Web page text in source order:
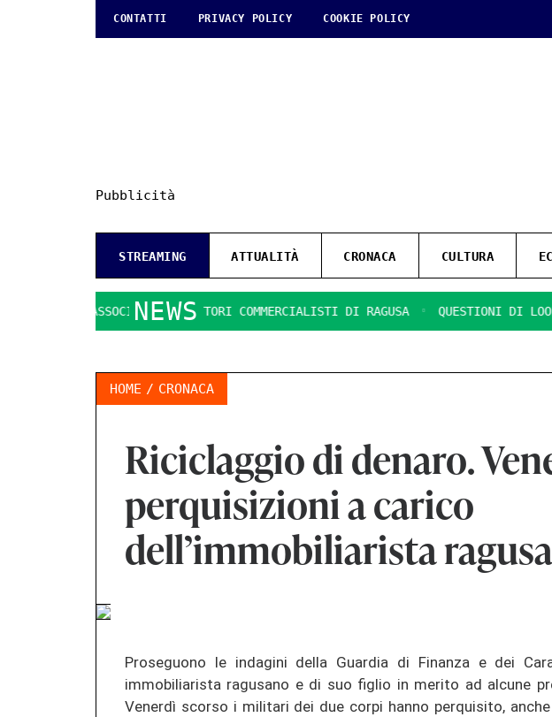
CONTATTI PRIVACY POLICY COOKIE POLICY
Pubblicità
STREAMING ATTUALITÀ CRONACA CULTURA
NEWS
L’ASSOCIAZIONE DOTTORI COMMERCIALISTI DI RAGUSA QUESTIONI DI LOOK E
HOME CRONACA
Riciclaggio di denaro.
perquisizioni a carico
dell’immobiliarista
Proseguono le indagini della Guardia di Finanza e dei
immobiliarista ragusano e di suo figlio in merito ad alcune
Venerdì scorso i militari dei due corpi hanno perquisito,